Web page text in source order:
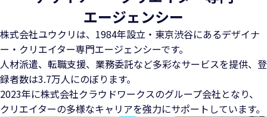
エージェンシー
株式会社ユウクリは、1984年設立・東京渋谷にあるデザイナ
ー・クリエイター専門エージェンシーです。
人材派遣、転職支援、業務委託など多彩なサービスを提供、 登
録者数は3.7万人にのぼります。
2023年に株式会社クラウドワークスのグループ会社となり、
クリエイターの多様なキャリアを強力にサポートしています。